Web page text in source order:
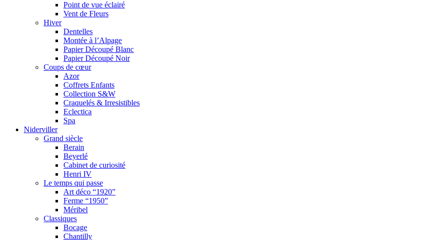
Point de vue éclairé
Vent de Fleurs
Hiver
Dentelles
Montée à l’Alpage
Papier Découpé Blanc
Papier Découpé Noir
Coups de cœur
Azor
Coffrets Enfants
Collection S&W
Craquelés & Irresistibles
Eclectica
Spa
Niderviller
Grand siècle
Berain
Beyerlé
Cabinet de curiosité
Henri IV
Le temps qui passe
Art déco “1920”
Ferme “1950”
Méribel
Classiques
Bocage
Chantilly